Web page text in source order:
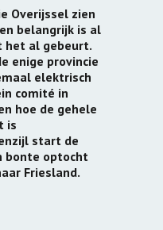
Overijssel zien
belangrijk is al
het al gebeurt.
enige provincie
elektrisch
comité in
hoe de gehele
is
start de
bonte optocht
Friesland.